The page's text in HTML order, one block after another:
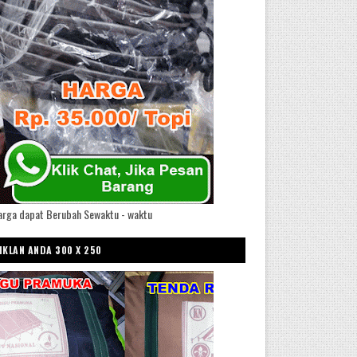
dapat Berubah Sewaktu - waktu
ANDA 300 X 250